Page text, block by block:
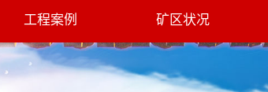
工程案例 矿区状况